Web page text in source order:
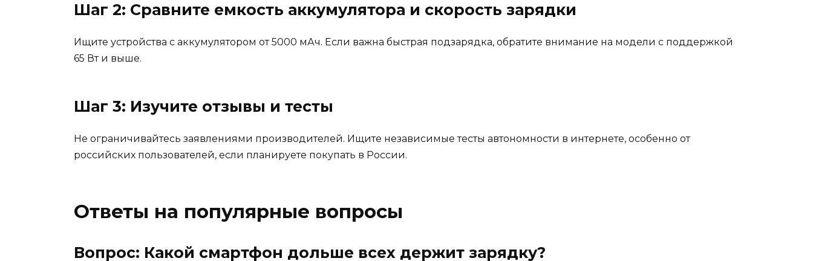
Шаг 2: Сравните емкость аккумулятора и скорость зарядки
Ищите устройства с аккумулятором от 5000 мАч. Если важна быстрая подзарядка, обратите внимание на модели с поддержкой
65 Вт и выше.
Шаг 3: Изучите отзывы и тесты
Не ограничивайтесь заявлениями производителей. Ищите независимые тесты автономности в интернете, особенно от
российских пользователей, если планируете покупать в России.
Ответы на популярные вопросы
Вопрос: Какой смартфон дольше всех держит зарядку?